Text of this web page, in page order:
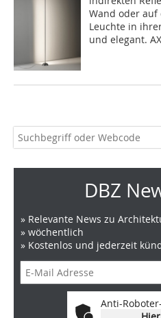
Wand oder auf
Leuchte in
und elegant.
DBZ
» Relevante News zu
» wöchentlich
» Kostenlos und jederzeit
Anti-